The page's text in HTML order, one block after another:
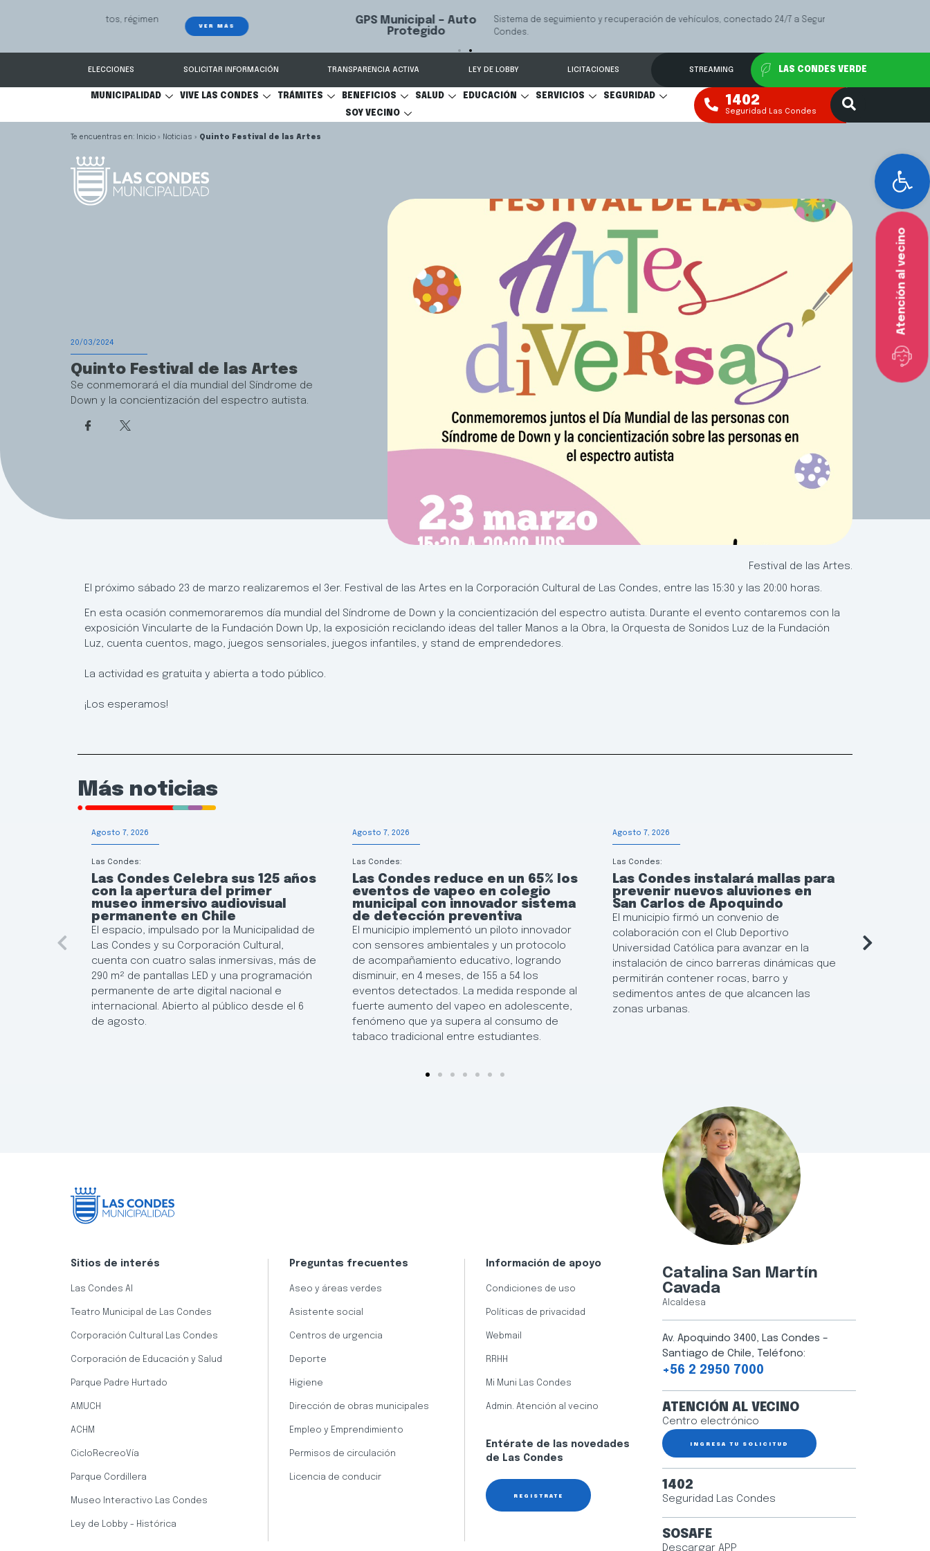
GPS Municipal – Auto
Protegido
Sistema de seguimiento y recuperación de vehículos, conectado 24/7 a Seguridad Las
ELECCIONES SOLICITAR INFORMACIÓN TRANSPARENCIA ACTIVA LEY DE LOBBY LICITACIONES STREAMING LAS CONDES VERDE
MUNICIPALIDAD VIVE LAS CONDES TRÁMITES BENEFICIOS SALUD EDUCACIÓN SERVICIOS SEGURIDAD
SOY VECINO
1402
Seguridad Las Condes
Inicio » Noticias » Quinto Festival de las Artes
Atención al vecino
20/03/2024
Quinto Festival de las Artes
Se conmemorará el día mundial del Síndrome de
Down y la concientización del espectro autista.
Festival de las Artes.
El próximo sábado 23 de marzo realizaremos el 3er. Festival de las Artes en la Corporación Cultural de Las Condes, entre las 15:30 y las 20:00 horas.
En esta ocasión conmemoraremos día mundial del Síndrome de Down y la concientización del espectro autista. Durante el evento contaremos con la
exposición Vincularte de la Fundación Down Up, la exposición reciclando ideas del taller Manos a la Obra, la Orquesta de Sonidos Luz de la Fundación
Luz, cuenta cuentos, mago, juegos sensoriales, juegos infantiles, y stand de emprendedores.
La actividad es gratuita y abierta a todo público.
¡Los esperamos!
Más noticias
Agosto 7, 2026
Las Condes:
Las Condes Celebra sus 125 años
con la apertura del primer
museo inmersivo audiovisual
permanente en Chile
El espacio, impulsado por la Municipalidad de
Las Condes y su Corporación Cultural,
cuenta con cuatro salas inmersivas, más de
290 m² de pantallas LED y una programación
permanente de arte digital nacional e
internacional. Abierto al público desde el 6
de agosto.
Agosto 7, 2026
Las Condes:
Las Condes reduce en un 65% los
eventos de vapeo en colegio
municipal con innovador sistema
de detección preventiva
El municipio implementó un piloto innovador
con sensores ambientales y un protocolo
de acompañamiento educativo, logrando
disminuir, en 4 meses, de 155 a 54 los
eventos detectados. La medida responde al
fuerte aumento del vapeo en adolescente,
fenómeno que ya supera al consumo de
tabaco tradicional entre estudiantes.
Agosto 7, 2026
Las Condes:
Las Condes instalará mallas para
prevenir nuevos aluviones en
San Carlos de Apoquindo
El municipio firmó un convenio de
colaboración con el Club Deportivo
Universidad Católica para avanzar en la
instalación de cinco barreras dinámicas que
permitirán contener rocas, barro y
sedimentos antes de que alcancen las
zonas urbanas.
Sitios de interés
Las Condes AI
Teatro Municipal de Las Condes
Corporación Cultural Las Condes
Corporación de Educación y Salud
Parque Padre Hurtado
AMUCH
ACHM
CicloRecreoVía
Parque Cordillera
Museo Interactivo Las Condes
Ley de Lobby - Histórica
Preguntas frecuentes
Aseo y áreas verdes
Asistente social
Centros de urgencia
Deporte
Higiene
Dirección de obras municipales
Empleo y Emprendimiento
Permisos de circulación
Licencia de conducir
Información de apoyo
Condiciones de uso
Políticas de privacidad
Webmail
RRHH
Mi Muni Las Condes
Admin. Atención al vecino
Entérate de las novedades
de Las Condes
REGÍSTRATE
Catalina San Martín
Cavada
Alcaldesa
Av. Apoquindo 3400, Las Condes –
Santiago de Chile, Teléfono:
+56 2 2950 7000
ATENCIÓN AL VECINO
Centro electrónico
INGRESA TU SOLICITUD
1402
Seguridad Las Condes
SOSAFE
Descargar APP